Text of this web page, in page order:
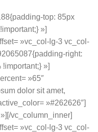
top: 85px
»]
»vc_col-lg-3 vc_col-
right:
»]
»65″
dolor sit amet,
»#262626″]
vc_column_inner]
»vc_col-lg-3 vc_col-